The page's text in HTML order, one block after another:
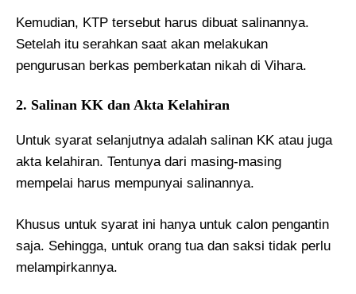
Kemudian, KTP tersebut harus dibuat salinannya.
Setelah itu serahkan saat akan melakukan
pengurusan berkas pemberkatan nikah di Vihara.
2. Salinan KK dan Akta Kelahiran
Untuk syarat selanjutnya adalah salinan KK atau juga
akta kelahiran. Tentunya dari masing-masing
mempelai harus mempunyai salinannya.
Khusus untuk syarat ini hanya untuk calon pengantin
saja. Sehingga, untuk orang tua dan saksi tidak perlu
melampirkannya.